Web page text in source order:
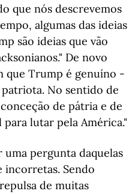
que nós descrevemos
algumas das ideias
são ideias que vão
De novo
que Trump é genuíno -
No sentido de
de pátria e de
lutar pela América."
uma pergunta daquelas
Sendo
de muitas